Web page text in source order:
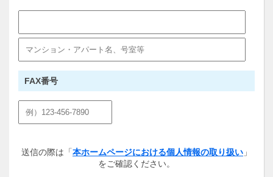
FAX番号
送信の際は「 本ホームページにおける個人情報の取り扱い 」
をご確認ください。